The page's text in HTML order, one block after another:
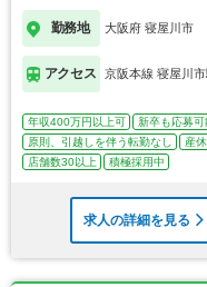
勤務地 大阪府 寝屋川市
アクセス 京阪本線 寝屋川市
年収400万円以上可 新卒も応募可
原則、引越しを伴う転勤なし
産
店舗数30以上
積極採用中
求人の詳細を見る